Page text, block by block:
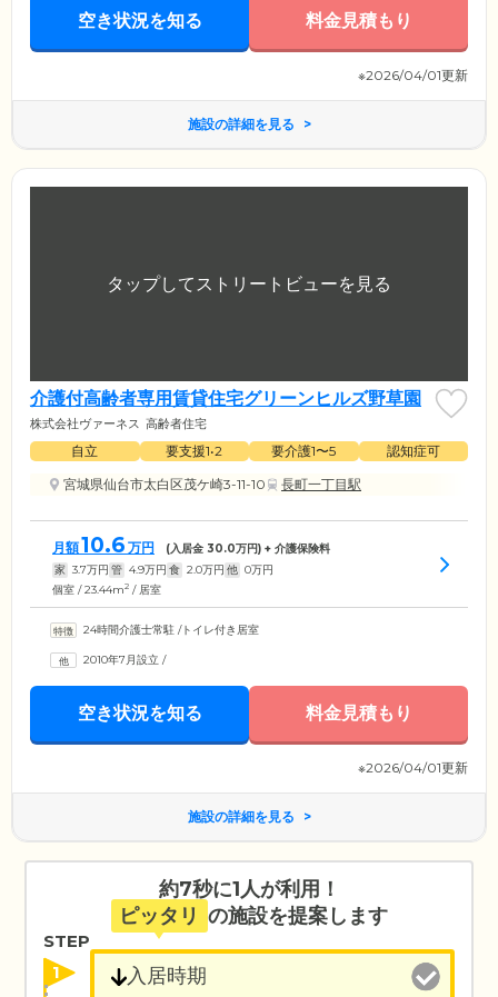
空き状況を知る 料金見積もり
※2026/04/01更新
施設の詳細を見る
介護付高齢者専用賃貸住宅グリーンヒルズ野草園
株式会社ヴァーネス 高齢者住宅
自立 要支援1•2 要介護1〜5
認知症可
宮城県仙台市太白区茂ケ崎3-11-10
長町一丁目駅
月額10.6 万円 (入居金 30.0万円) + 介護保険料
家 3.7万円 管 4.9万円 食 2.0万円 他 0万円
個室 / 23.44m2 / 居室
24時間介護士常駐 /トイレ付き居室
2010年7月設立 /
空き状況を知る 料金見積もり
※2026/04/01更新
施設の詳細を見る
約7秒に1人が利用！
ピッタリ の施設を提案します
STEP
1